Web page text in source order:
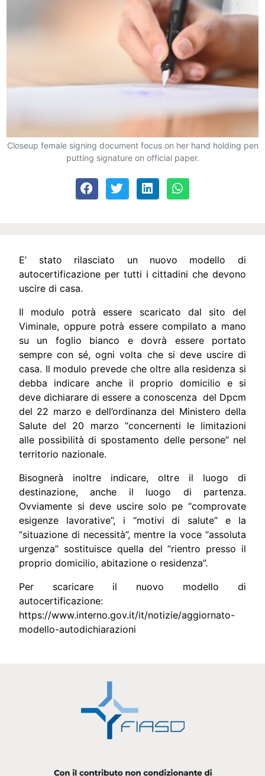
Closeup female signing document focus on her hand holding pen
putting signature on official paper.
E’ stato rilasciato un nuovo modello di
autocertificazione per tutti i cittadini che devono
uscire di casa.
Il modulo potrà essere scaricato dal sito del
Viminale, oppure potrà essere compilato a mano
su un foglio bianco e dovrà essere portato
sempre con sé, ogni volta che si deve uscire di
casa. Il modulo prevede che oltre alla residenza si
debba indicare anche il proprio domicilio e si
deve dichiarare di essere a conoscenza del Dpcm
del 22 marzo e dell’ordinanza del Ministero della
Salute del 20 marzo “concernenti le limitazioni
alle possibilità di spostamento delle persone” nel
territorio nazionale.
Bisognerà inoltre indicare, oltre il luogo di
destinazione, anche il luogo di partenza.
Ovviamente si deve uscire solo pe “comprovate
esigenze lavorative”, i “motivi di salute” e la
“situazione di necessità”, mentre la voce “assoluta
urgenza” sostituisce quella del “rientro presso il
proprio domicilio, abitazione o residenza”.
Per scaricare il nuovo modello di
autocertificazione:
https://www.interno.gov.it/it/notizie/aggiornato-
modello-autodichiarazioni